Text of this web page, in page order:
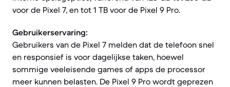
voor de Pixel 7, en tot 1 TB voor de Pixel 9 Pro.
Gebruikerservaring:
Gebruikers van de Pixel 7 melden dat de telefoon snel
en responsief is voor dagelijkse taken, hoewel
sommige veeleisende games of apps de processor
meer kunnen belasten. De Pixel 9 Pro wordt geprezen